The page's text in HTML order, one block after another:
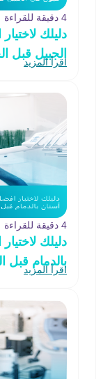
4 دقيقة للقراءة
دليلك
الجبيل قبل
اقرأ المزيد
4 دقيقة للقراءة
دليلك
بالدمام قبل
اقرأ المزيد